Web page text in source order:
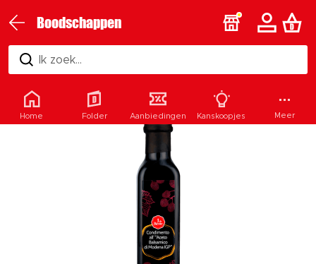
Boodschappen
Ik zoek...
Home Folder Aanbiedingen Kanskoopjes Meer